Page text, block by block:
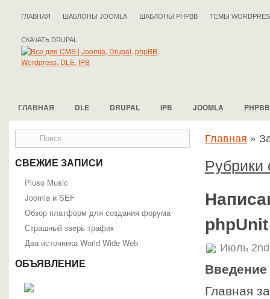
ГЛАВНАЯ ШАБЛОНЫ JOOMLA ШАБЛОНЫ PHPBB ТЕМЫ
СКАЧАТЬ DRUPAL
ГЛАВНАЯ DLE DRUPAL IPB JOOMLA PHPBB
СВЕЖИЕ ЗАПИСИ
Pluso Musiс
Joomla и SEF
Обзор платформ для создания форума
Страшный зверь трафик
Два источника World Wide Web
ОБЪЯВЛЕНИЕ
Главная »
Рубрики
phpUnit
Июль
Введение
Главная